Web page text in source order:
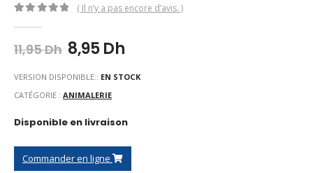
( Il n’y a pas encore d’avis. )
11,95Dh Le
prix
initial
était :
8,95DhLe
actuel
VERSION DISPONIBLE:: EN STOCK
CATÉGORIE : ANIMALERIE
Disponible en livraison
Commander en ligne